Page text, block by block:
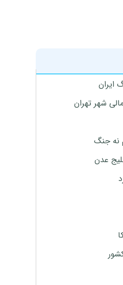
ایران
شهر تهران
نه جنگ
عدن